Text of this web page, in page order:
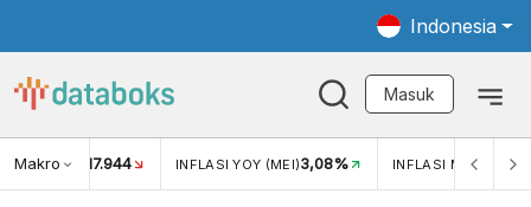
Indonesia
Masuk
Makro
USD/IDR 17.944 INFLASI YOY (MEI)3,08% INFLASI MOM (MEI)